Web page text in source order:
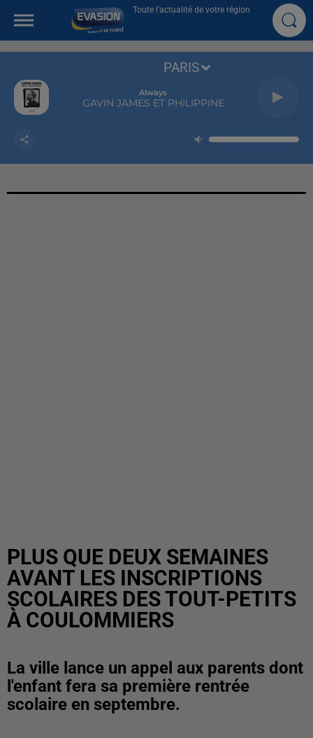
Toute l'actualité de votre région
Always
GAVIN JAMES ET PHILIPPINE
PARIS
PLUS QUE DEUX SEMAINES
AVANT LES INSCRIPTIONS
SCOLAIRES DES TOUT-PETITS
À COULOMMIERS
La ville lance un appel aux parents dont
l'enfant fera sa première rentrée
scolaire en septembre.